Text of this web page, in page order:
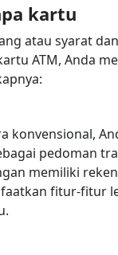
kartu
atau syarat
ATM, Anda
konvensional,
pedoman
memiliki
fitur-fitur